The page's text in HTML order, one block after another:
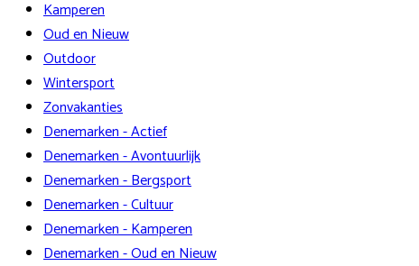
Kamperen
Oud en Nieuw
Outdoor
Wintersport
Zonvakanties
Denemarken - Actief
Denemarken - Avontuurlijk
Denemarken - Bergsport
Denemarken - Cultuur
Denemarken - Kamperen
Denemarken - Oud en Nieuw